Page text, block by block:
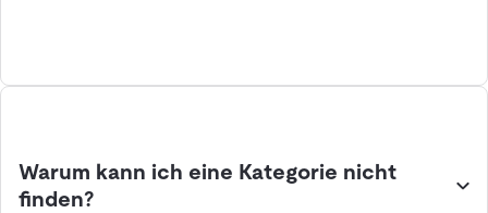
Warum kann ich eine Kategorie nicht
finden?